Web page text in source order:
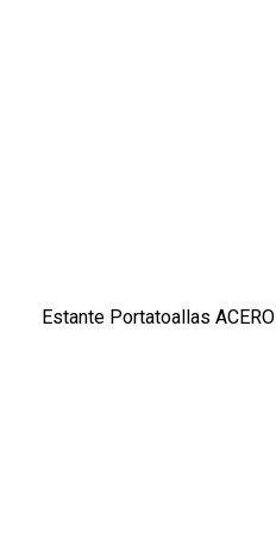
Estante Portatoallas ACERO